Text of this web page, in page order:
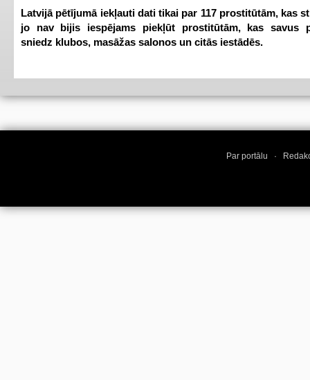
Latvijā pētījumā iekļauti dati tikai par 117 prostitūtām, kas
jo nav bijis iespējams piekļūt prostitūtām, kas savus
sniedz klubos, masāžas salonos un citās iestādēs.
Par portālu ·